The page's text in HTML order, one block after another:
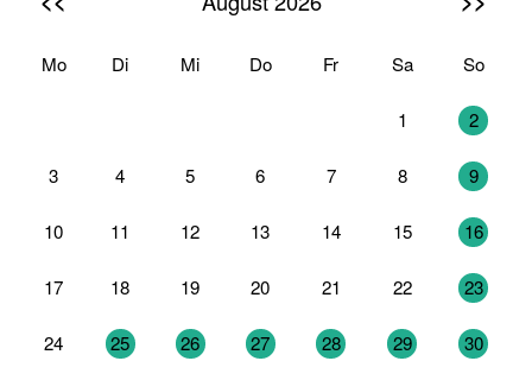
Mo Di Mi Do Fr Sa So
1 2
3 4 5 6 7 8 9
10 11 12 13 14 15 16
17 18 19 20 21 22 23
24 25 26 27 28 29 30